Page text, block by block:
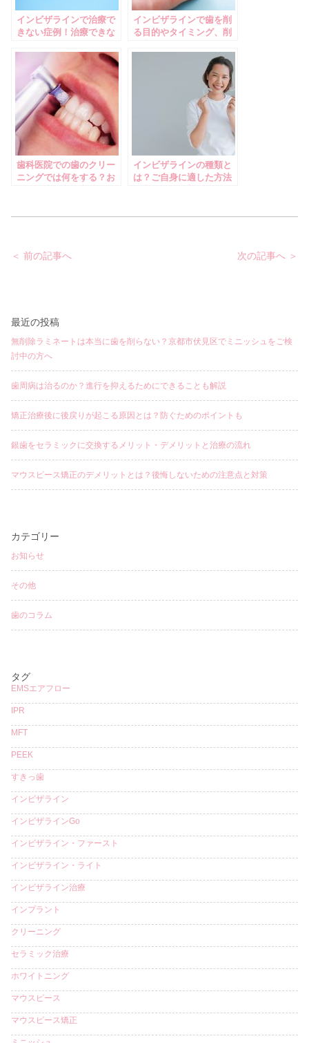
インビザラインで治療で
きない症例！治療できな
インビザラインで歯を削
る目的やタイミング、削
歯科医院での歯のクリー
ニングでは何をする？お
インビザラインの種類と
は？ご自身に適した方法
投
ョ
＜ 前の記事へ 次の記事へ ＞
最近の投稿
無削除ラミネートは本当に歯を削らない？京都市伏見区でミニッシュをご検
討中の方へ
歯周病は治るのか？進行を抑えるためにできることも解説
矯正治療後に後戻りが起こる原因とは？防ぐためのポイントも
銀歯をセラミックに交換するメリット・デメリットと治療の流れ
マウスピース矯正のデメリットとは？後悔しないための注意点と対策
カテゴリー
お知らせ
その他
歯のコラム
タグ
EMSエアフロー
IPR
MFT
PEEK
すきっ歯
インビザライン
インビザラインGo
インビザライン・ファースト
インビザライン・ライト
インビザライン治療
インプラント
クリーニング
セラミック治療
ホワイトニング
マウスピース
マウスピース矯正